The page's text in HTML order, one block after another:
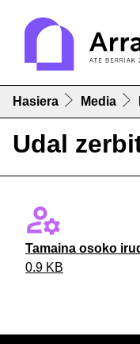
Hasiera Media
Udal
Tamaina osoko
0.9 KB